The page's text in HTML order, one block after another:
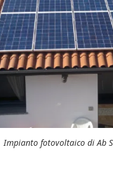
Impianto fotovoltaico di Ab